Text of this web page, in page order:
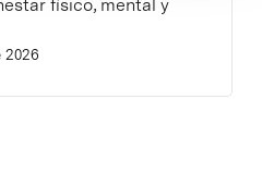
físico, mental y
2026